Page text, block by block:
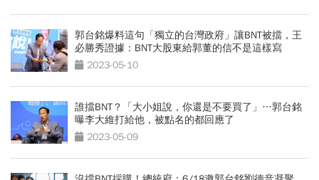
郭台銘爆料這句「獨立的台灣政府」讓BNT被擋，王
必勝秀證據：BNT大股東給郭董的信不是這樣寫
2023-05-10
誰擋BNT？「大小姐說，你還是不要買了」…郭台銘
曝李大維打給他，被點名的都回應了
2023-05-09